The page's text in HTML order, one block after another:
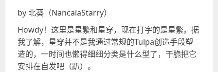
by北葵（NancalaStarry）
Howdy！这里是星繁和星穿，现在打字的是星繁。据
我了解，星穿并不是我通过常规的Tulpa创造手段塑
造的，一时间也懒得细细分类是什么型了，干脆把它
安排在自发吧（趴）。